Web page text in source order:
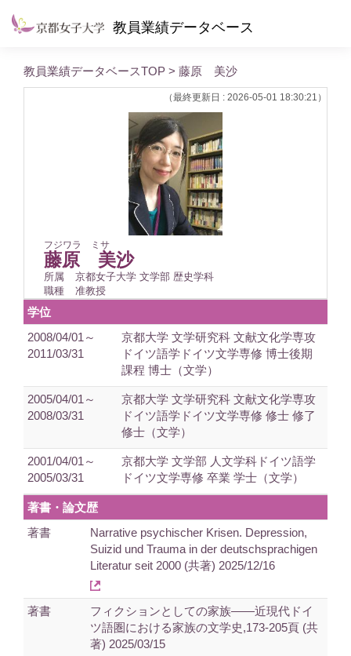
教員業績データベース
教員業績データベースTOP > 藤原 美沙
（最終更新日 : 2026-05-01 18:30:21）
フジワラ ミサ
藤原 美沙
所属
京都女子大学 文学部 歴史学科
職種
准教授
学位
2008/04/01～
2011/03/31
京都大学 文学研究科 文献文化学専攻
ドイツ語学ドイツ文学専修 博士後期
課程 博士（文学）
2005/04/01～
2008/03/31
京都大学 文学研究科 文献文化学専攻
ドイツ語学ドイツ文学専修 修士 修了
修士（文学）
2001/04/01～
2005/03/31
京都大学 文学部 人文学科ドイツ語学
ドイツ文学専修 卒業 学士（文学）
著書・論文歴
著書
Narrative psychischer Krisen. Depression,
Suizid und Trauma in der deutschsprachigen
Literatur seit 2000 (共著) 2025/12/16
著書
フィクションとしての家族——近現代ドイ
ツ語圏における家族の文学史,173-205頁 (共
著) 2025/03/15